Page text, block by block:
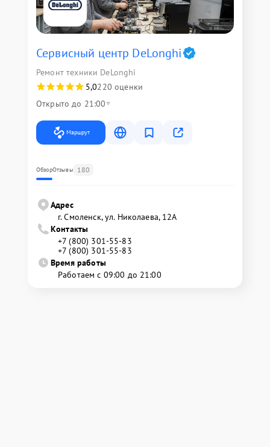
Сервисный центр DeLonghi
Ремонт техники DeLonghi
5,0220 оценки
Открыто до 21:00
Маршрут
ОбзорОтзывы 180
Адрес
г. Смоленск, ул. Николаева, 12А
Контакты
+7 (800) 301-55-83
+7 (800) 301-55-83
Время работы
Работаем с 09:00 до 21:00